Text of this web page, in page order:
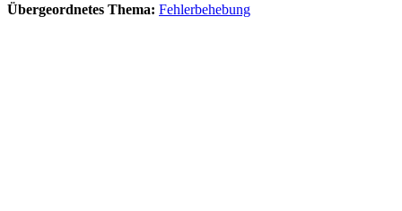
Übergeordnetes Thema: Fehlerbehebung